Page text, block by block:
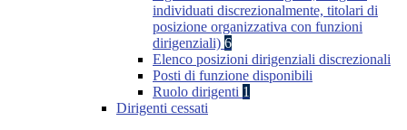
individuati discrezionalmente, titolari di
posizione organizzativa con funzioni
dirigenziali) 6
Elenco posizioni dirigenziali discrezionali
Posti di funzione disponibili
Ruolo dirigenti 1
Dirigenti cessati